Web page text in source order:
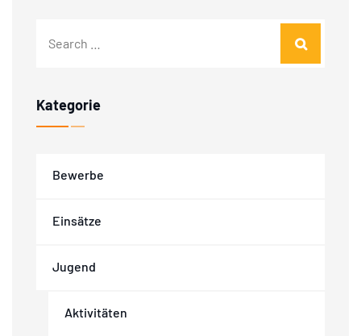
Kategorie
Bewerbe
Einsätze
Jugend
Aktivitäten